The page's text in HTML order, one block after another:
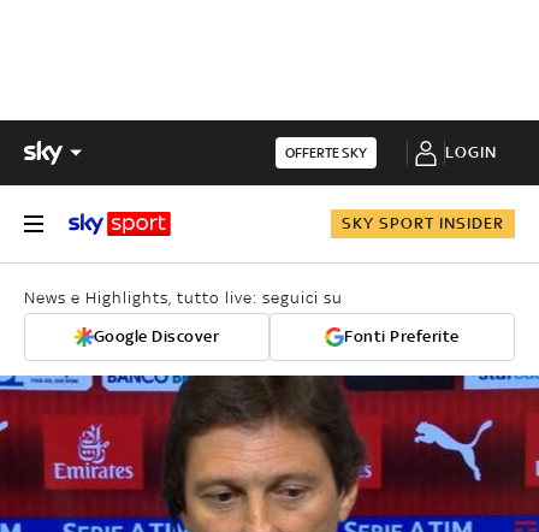
OFFERTE SKY LOGIN
SKY SPORT INSIDER
News e Highlights, tutto live: seguici su
Google Discover Fonti Preferite